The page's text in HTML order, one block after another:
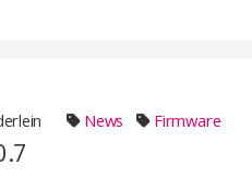
News Firmware